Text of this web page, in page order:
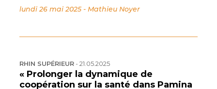
lundi 26 mai 2025- Mathieu Noyer
RHIN SUPÉRIEUR-21.05.2025
« Prolonger la dynamique de
coopération sur la santé dans Pamina